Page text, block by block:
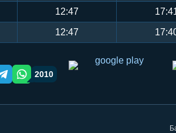
12:47
12:47
Telegram orqali ulashish
WhatsApp orqali ulashish
2010